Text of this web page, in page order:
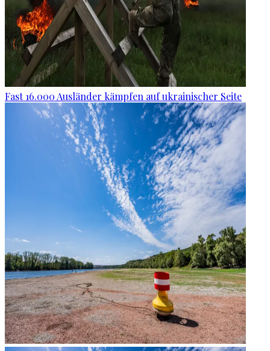
Fast 16.000 Ausländer kämpfen auf ukrainischer Seite